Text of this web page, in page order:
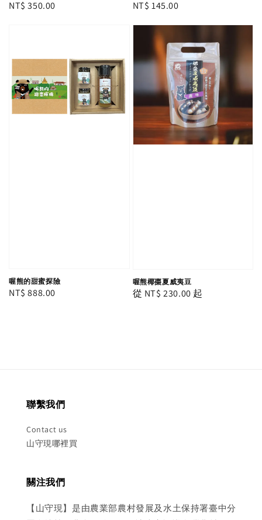
Regular
NT$ 350.00
Regular
NT$ 145.00
喔熊的甜蜜探險
Regular
NT$ 888.00
喔熊椰棗夏威夷豆
Regular
從 NT$ 230.00 起
聯繫我們
Contact us
山守現哪裡買
關注我們
【山守現】是由農業部農村發展及水土保持署臺中分